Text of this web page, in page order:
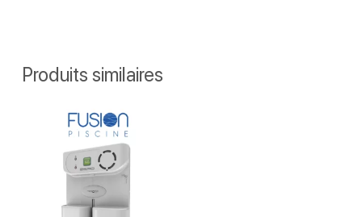
Produits similaires